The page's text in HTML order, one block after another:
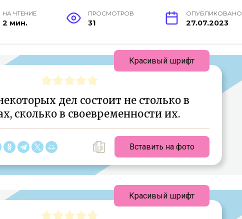
НА ЧТЕНИЕ
2 мин.
ПРОСМОТРОВ
31
ОПУБЛИКОВАНО
27.07.2023
дел состоит не столько в
сколько в своевременности их.
Вставить на фото
Красивый шрифт
Красивый шрифт